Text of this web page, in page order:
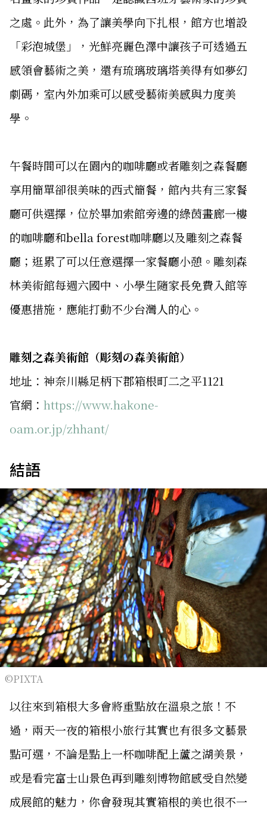
之處。此外，為了讓美學向下扎根，館方也增設
「彩泡城堡」，光鮮亮麗色澤中讓孩子可透過五
感領會藝術之美，還有琉璃玻璃塔美得有如夢幻
劇碼，室內外加乘可以感受藝術美感與力度美
學。
午餐時間可以在園內的咖啡廳或者雕刻之森餐廳
享用簡單卻很美味的西式簡餐，館內共有三家餐
廳可供選擇，位於畢加索館旁邊的綠茵畫廊一樓
的咖啡廳和bella forest咖啡廳以及雕刻之森餐
廳；逛累了可以任意選擇一家餐廳小憩。雕刻森
林美術館每週六國中、小學生隨家長免費入館等
優惠措施，應能打動不少台灣人的心。
雕刻之森美術館（彫刻の森美術館）
地址：神奈川縣足柄下郡箱根町二之平1121
官網： https://www.hakone-
oam.or.jp/zhhant/
結語
©PIXTA
以往來到箱根大多會將重點放在溫泉之旅！不
過，兩天一夜的箱根小旅行其實也有很多文藝景
點可選，不論是點上一杯咖啡配上蘆之湖美景，
或是看完富士山景色再到雕刻博物館感受自然變
成展館的魅力，你會發現其實箱根的美也很不一